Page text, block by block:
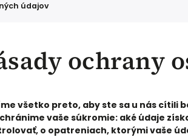
údajov
ochrany
všetko preto, aby ste sa u nás
vaše súkromie: aké údaje
o opatreniach, ktorými vaše